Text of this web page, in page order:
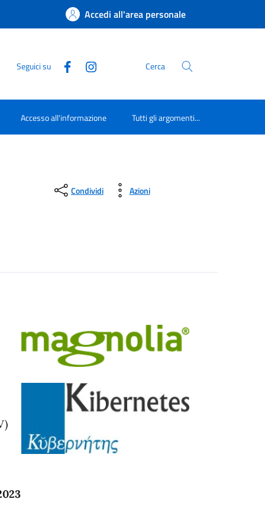
Accedi all'area personale
Seguici su Cerca
Accesso all'informazione Tutti gli argomenti...
Condividi Azioni